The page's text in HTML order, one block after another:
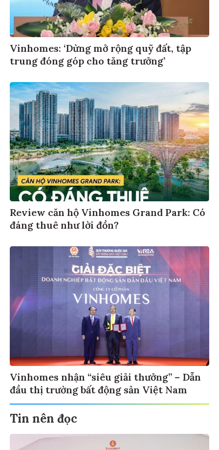
Vinhomes: ‘Dừng mở rộng quỹ đất, tập
trung đóng góp cho tăng trưởng’
Review căn hộ Vinhomes Grand Park: Có
đáng thuê như lời đồn?
Vinhomes nhận “siêu giải thưởng” – Dẫn
đầu thị trường bất động sản Việt Nam
Tin nên đọc